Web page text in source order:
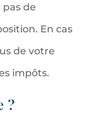
pas de
En cas
de votre
impôts.
?